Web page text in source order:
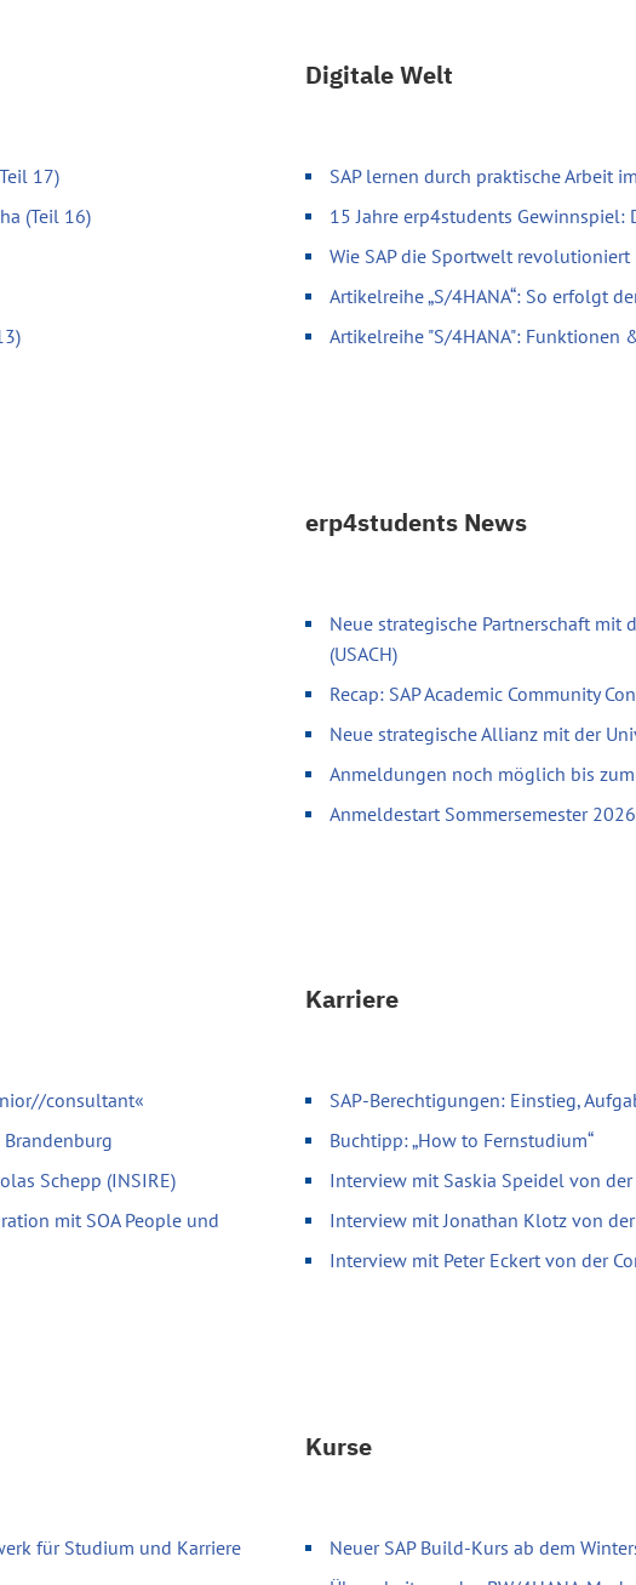
17)
(Teil 16)
Digitale Welt
SAP lernen durch praktische Arbeit
15 Jahre erp4students Gewinnspiel:
Wie SAP die Sportwelt revolutioniert
Artikelreihe „S/4HANA“: So erfolgt
Artikelreihe "S/4HANA": Funktionen
erp4students News
Neue strategische Partnerschaft mit
(USACH)
Recap: SAP Academic Community
Neue strategische Allianz mit der
Anmeldungen noch möglich bis
Anmeldestart Sommersemester 2026
consultant«
Schepp (INSIRE)
mit SOA People und
Karriere
SAP-Berechtigungen: Einstieg,
Buchtipp: „How to Fernstudium“
Interview mit Saskia Speidel von der
Interview mit Jonathan Klotz von der
Interview mit Peter Eckert von der
für Studium und Karriere
Kurse
Neuer SAP Build-Kurs ab dem